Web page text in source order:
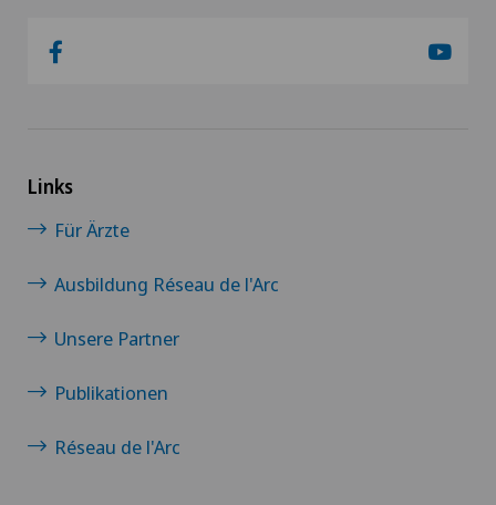
Links
Für Ärzte
Ausbildung Réseau de l'Arc
Unsere Partner
Publikationen
Réseau de l'Arc